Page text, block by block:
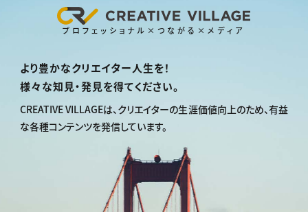
プロフェッショナル×つながる×メディア
より豊かなクリエイター人生を！
様々な知見・発見を得てください。
CREATIVE VILLAGEは、 クリエイターの生涯価値向上のため、有益
な各種コンテンツを発信しています。